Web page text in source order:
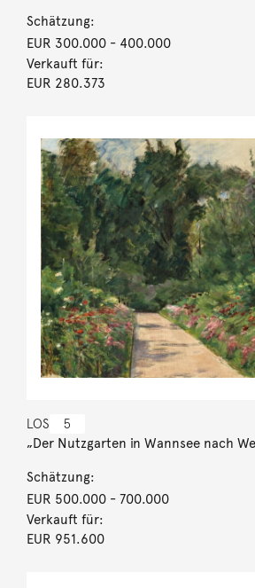
Schätzung:
EUR 300.000- 400.000
Verkauft für:
EUR 280.373
LOS 5
„Der Nutzgarten in Wannsee nach
Schätzung:
EUR 500.000- 700.000
Verkauft für:
EUR 951.600